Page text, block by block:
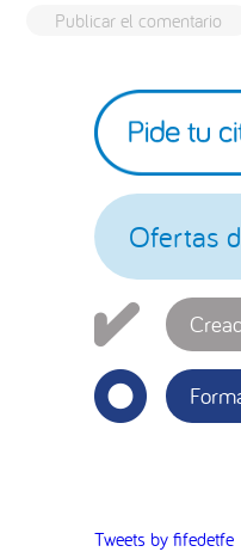
Barra
lateral
principal
Ofertas
Tweets by fifedetfe